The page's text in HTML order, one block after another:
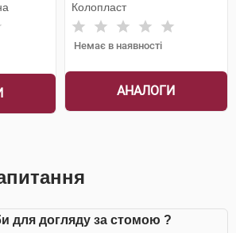
Колопласт
Немає в наявності
АНАЛОГИ
для догляду за стомою ?